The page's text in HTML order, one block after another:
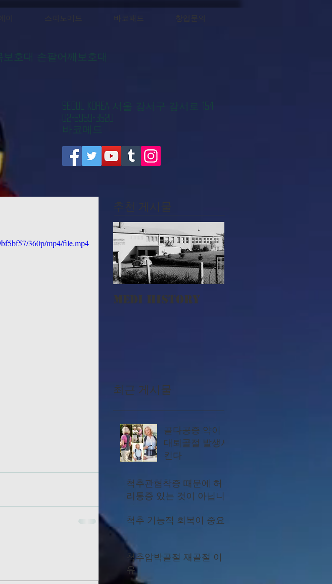
호대 손팔어깨보호대
​Seoul KOREA 서울 강서구 강서로 154
02-6959-3520
​바코메드
360p/mp4/file.mp4
추천 게시물
MEDI History
최근 게시물
골다공증 약이
대퇴골절 발생시
킨다
척추관협착증 때문에 허
리통증 있는 것이 아닙니
다
척추 기능적 회복이 중요
척추압박골절 재골절 이
유